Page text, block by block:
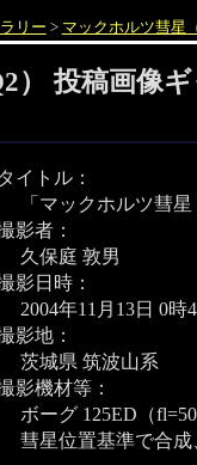
リー > マックホルツ彗星
投稿画像ギ
タイトル：
「マックホルツ彗星
影者：
久保庭 敦男
影日時：
2004年11月13日 0時
影地：
茨城県 筑波山系
影機材等：
ボーグ 125ED（
彗星位置基準で合